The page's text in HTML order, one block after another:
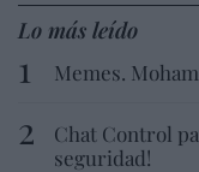
Lo más leído
Memes.
Chat Control
seguridad!